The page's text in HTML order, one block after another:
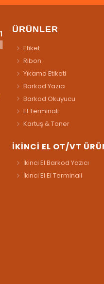
ÜRÜNLER
Etiket
Ribon
Yıkama Etiketi
Barkod Yazıcı
Barkod Okuyucu
El Terminali
Kartuş & Toner
İKİNCİ EL OT/VT
İkinci El Barkod Yazıcı
İkinci El El Terminali